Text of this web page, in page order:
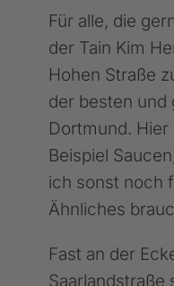
Für alle, die
der Tain Kim
Hohen Straße
der besten und
Dortmund.
Beispiel
ich sonst noch
Ähnliches
Fast an der
Saarlandstraße